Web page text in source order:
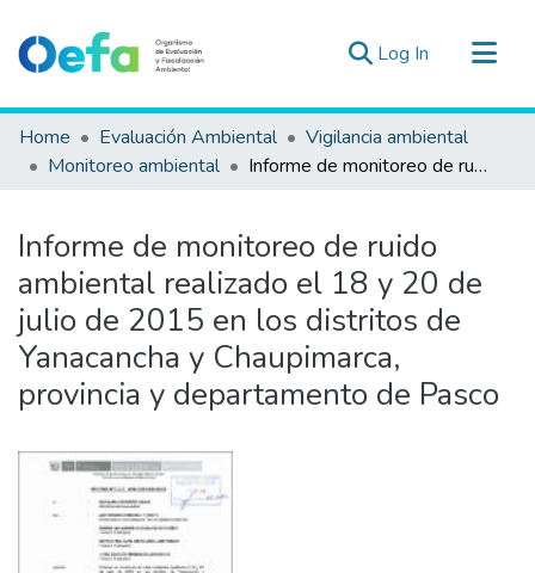
Log In (current)
Communities & Collections
All of DSpace
Estad. Externas
Guias ▾
Home Evaluación Ambiental
Vigilancia ambiental
Monitoreo ambiental
Informe de monitoreo de ruido ambiental realizado el 18 y 20 de julio de 2015 en los distritos de Yanacancha y Chaupimarca, provincia y departamento de Pasco
Informe de monitoreo de ruido
ambiental realizado el 18 y 20 de
julio de 2015 en los distritos de
Yanacancha y Chaupimarca,
provincia y departamento de Pasco